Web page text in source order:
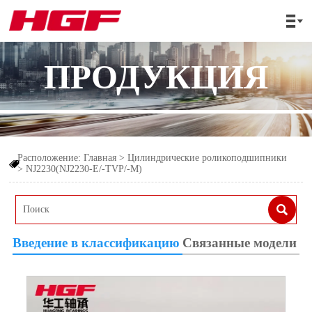

ПРОДУКЦИЯ

Расположение:Главная >Цилиндрические роликоподшипники
>NJ2230(NJ2230-E/-TVP/-M)

Введение в классификацию Связанные модели